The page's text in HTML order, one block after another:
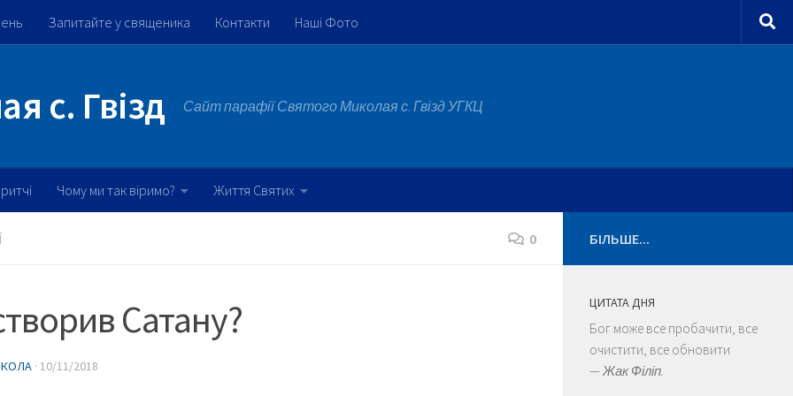
Запитайте у священика Контакти Наші Фото
с. Гвізд Сайт парафії Святого Миколая с. Гвізд УГКЦ
Чому ми так віримо? Життя Святих
0
Сатану?
· 10/11/2018
БІЛЬШЕ...
ЦИТАТА ДНЯ
Бог може все пробачити, все
очистити, все обновити
—Жак Філіп.